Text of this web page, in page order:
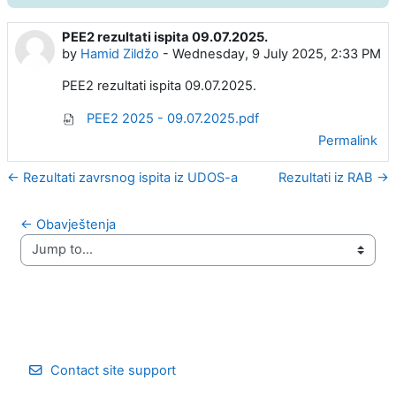
PEE2 rezultati ispita 09.07.2025.
by Hamid Zildžo - Wednesday, 9 July 2025, 2:33 PM
Number of replies: 0
PEE2 rezultati ispita 09.07.2025.
PEE2 2025 - 09.07.2025.pdf
Permalink
← Rezultati zavrsnog ispita iz UDOS-a Rezultati iz RAB →
← Obavještenja
Jump to...
Contact site support